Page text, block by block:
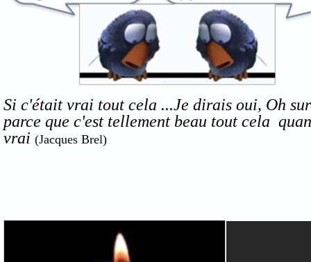
Si c'était vrai tout cela ...Je dirais oui, Oh
parce que c'est tellement beau tout cela
vrai (Jacques Brel)